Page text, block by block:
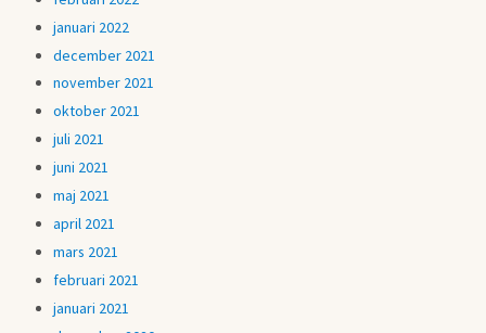
januari 2022
december 2021
november 2021
oktober 2021
juli 2021
juni 2021
maj 2021
april 2021
mars 2021
februari 2021
januari 2021